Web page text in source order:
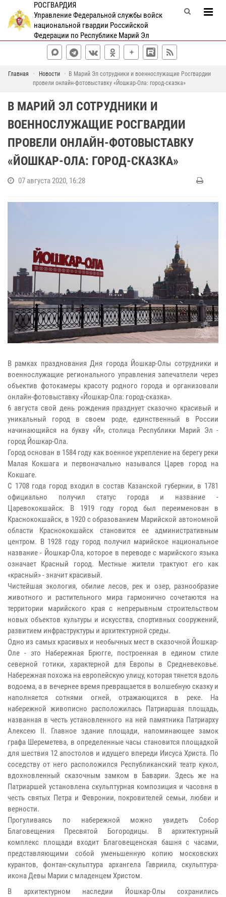
РОСГВАРДИЯ
Управление Федеральной службы войск
национальной гвардии Российской
Федерации по Республике Марий Эл
Главная Новости
В Марий Эл сотрудники и военнослужащие Росгвардии
провели онлайн-фотовыставку «Йошкар-Ола: город-сказка»
В МАРИЙ ЭЛ СОТРУДНИКИ И
ВОЕННОСЛУЖАЩИЕ РОСГВАРДИИ
ПРОВЕЛИ ОНЛАЙН-ФОТОВЫСТАВКУ
«ЙОШКАР-ОЛА: ГОРОД-СКАЗКА»
07 августа 2020, 16:28
В рамках празднования Дня города Йошкар-Олы сотрудники и
военнослужащие регионального управления запечатлели через
объектив фотокамеры красоту родного города и организовали
онлайн-фотовыставку «Йошкар-Ола: город-сказка».
6 августа свой день рождения празднует сказочно красивый и
уникальный город в своем роде, единственный в России
начинающийся на букву «Й», столица Республики Марий Эл -
город Йошкар-Ола.
Город основан в 1584 году как военное укрепление на берегу реки
Малая Кокшага и первоначально назывался Царев город на
Кокшаге.
С 1708 года город входил в состав Казанской губернии, в 1781
официально получил статус города и название -
Царевококшайск. В 1919 году город был переименован в
Краснококшайск, в 1920 с образованием Марийской автономной
области Краcнококшайск становится ее административным
центром. В 1928 году город получил марийское национальное
название - Йошкар-Ола, которое в переводе с марийского языка
означает Красный город. Местные жители трактуют его как
«красный» - значит красивый.
Чистейшая экология, обилие лесов, рек и озер, разнообразие
животного и растительного мира гармонично сочетаются на
территории марийского края с непрерывным строительством
новых объектов культуры и искусства, спортивных сооружений,
развитием инфраструктуры и архитектурной среды.
Одно из самых красивых и необычных мест в сказочной Йошкар-
Оле - это Набережная Брюгге, построенная в едином стиле
северной готики, характерной для Европы в Средневековье.
Набережная похожа на европейскую улицу, которая тянется вдоль
водоема, а в вечернее время превращается в волшебную сказку и
наполняется сотнями огней, отражающихся в реке. На
набережной живописно расположилась Патриаршая площадь,
названная в честь установленного на ней памятника Патриарху
Алексею II. Главное здание площади, напоминающее замок
графа Шереметева, в определенные часы становится площадкой
для шествия 12 апостолов и идущего впереди Иисуса Христа. По
соседству от него расположился Республиканский театр кукол,
вдохновленный сказочным замком в Баварии. Здесь же на
Патриаршей установлена скульптурная композиция и часовня в
честь святых Петра и Февронии, покровителей семьи, любви и
верности.
Прогуливаясь по набережной можно увидеть Собор
Благовещения Пресвятой Богородицы. В архитектурный
комплекс площади входит Благовещенская башня с часами,
представляющими собой уменьшенную копию московских
курантов, фонтан-скульптура архангела Гавриила, скульптура-
икона Девы Марии с младенцем Христом.
В архитектурном наследии Йошкар-Олы сохранились